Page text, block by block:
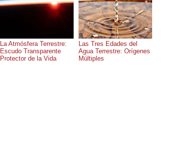
La Atmósfera Terrestre:
Escudo Transparente
Protector de la Vida
Las Tres Edades del
Agua Terrestre: Orígenes
Múltiples